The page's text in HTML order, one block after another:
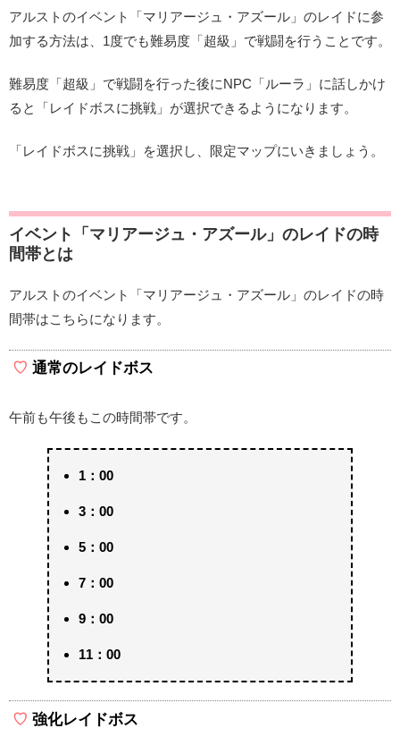
アルストのイベント「マリアージュ・アズール」のレイドに参
加する方法は、1度でも難易度「超級」で戦闘を行うことです。
難易度「超級」で戦闘を行った後にNPC「ルーラ」に話しかけ
ると「レイドボスに挑戦」が選択できるようになります。
「レイドボスに挑戦」を選択し、限定マップにいきましょう。
イベント「マリアージュ・アズール」のレイドの時
間帯とは
アルストのイベント「マリアージュ・アズール」のレイドの時
間帯はこちらになります。
通常のレイドボス
午前も午後もこの時間帯です。
1：00
3：00
5：00
7：00
9：00
11：00
強化レイドボス